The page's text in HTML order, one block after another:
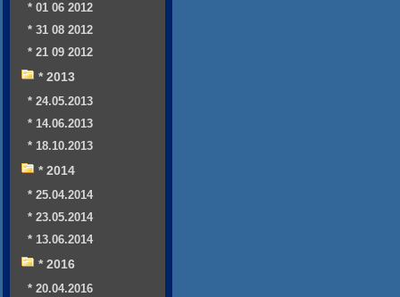
* 01 06 2012
* 31 08 2012
* 21 09 2012
* 2013
* 24.05.2013
* 14.06.2013
* 18.10.2013
* 2014
* 25.04.2014
* 23.05.2014
* 13.06.2014
* 2016
* 20.04.2016